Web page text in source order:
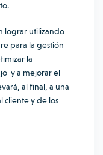
lograr utilizando
para la gestión
la
y a mejorar el
al final, a una
cliente y de los